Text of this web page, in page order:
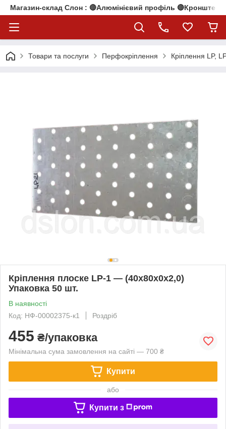
Магазин-склад Слон : 🔴Алюмінієвий профіль
Товари та послуги Перфокріплення Кріплення LP,
Кріплення плоске LP-1 — (40х80х0х2,0)
Упаковка 50 шт.
В наявності
Код: НФ-00002375-к1
Роздріб
455 ₴/упаковка
Мінімальна сума замовлення на сайті — 700 ₴
Купити
або
Купити з